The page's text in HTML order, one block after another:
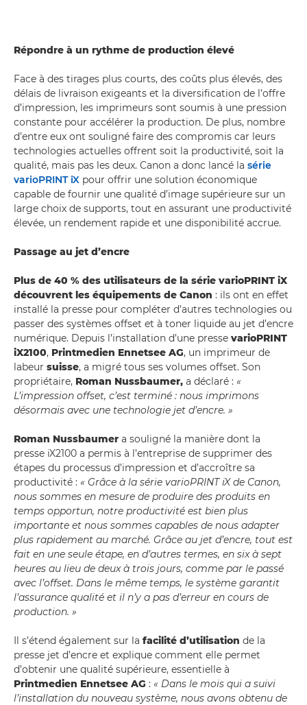
Répondre à un rythme de production élevé
Face à des tirages plus courts, des coûts plus élevés, des
délais de livraison exigeants et la diversification de l’offre
d’impression, les imprimeurs sont soumis à une pression
constante pour accélérer la production. De plus, nombre
d’entre eux ont souligné faire des compromis car leurs
technologies actuelles offrent soit la productivité, soit la
qualité, mais pas les deux. Canon a donc lancé la série
varioPRINT iX pour offrir une solution économique
capable de fournir une qualité d’image supérieure sur un
large choix de supports, tout en assurant une productivité
élevée, un rendement rapide et une disponibilité accrue.
Passage au jet d’encre
Plus de 40 % des utilisateurs de la série varioPRINT iX
découvrent les équipements de Canon : ils ont en effet
installé la presse pour compléter d’autres technologies ou
passer des systèmes offset et à toner liquide au jet d’encre
numérique. Depuis l’installation d’une presse varioPRINT
iX2100, Printmedien Ennetsee AG, un imprimeur de
labeur suisse, a migré tous ses volumes offset. Son
propriétaire, Roman Nussbaumer, a déclaré : «
L’impression offset, c’est terminé : nous imprimons
désormais avec une technologie jet d’encre. »
Roman Nussbaumer a souligné la manière dont la
presse iX2100 a permis à l’entreprise de supprimer des
étapes du processus d’impression et d’accroître sa
productivité : « Grâce à la série varioPRINT iX de Canon,
nous sommes en mesure de produire des produits en
temps opportun, notre productivité est bien plus
importante et nous sommes capables de nous adapter
plus rapidement au marché. Grâce au jet d’encre, tout est
fait en une seule étape, en d’autres termes, en six à sept
heures au lieu de deux à trois jours, comme par le passé
avec l’offset. Dans le même temps, le système garantit
l’assurance qualité et il n’y a pas d’erreur en cours de
production. »
Il s’étend également sur la facilité d’utilisation de la
presse jet d’encre et explique comment elle permet
d’obtenir une qualité supérieure, essentielle à
Printmedien Ennetsee AG : « Dans le mois qui a suivi
l’installation du nouveau système, nous avons obtenu de